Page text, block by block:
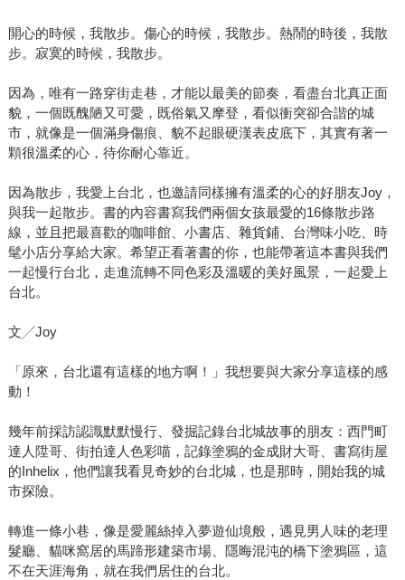
開心的時候，我散步。傷心的時候，我散步。熱鬧的時後，我散
步。寂寞的時候，我散步。
因為，唯有一路穿街走巷，才能以最美的節奏，看盡台北真正面
貌，一個既醜陋又可愛，既俗氣又摩登，看似衝突卻合諧的城
市，就像是一個滿身傷痕、貌不起眼硬漢表皮底下，其實有著一
顆很溫柔的心，待你耐心靠近。
因為散步，我愛上台北，也邀請同樣擁有溫柔的心的好朋友Joy，
與我一起散步。書的內容書寫我們兩個女孩最愛的16條散步路
線，並且把最喜歡的咖啡館、小書店、雜貨鋪、台灣味小吃、時
髦小店分享給大家。希望正看著書的你，也能帶著這本書與我們
一起慢行台北，走進流轉不同色彩及溫暖的美好風景，一起愛上
台北。
文╱Joy
「原來，台北還有這樣的地方啊！」我想要與大家分享這樣的感
動！
幾年前採訪認識默默慢行、發掘記錄台北城故事的朋友：西門町
達人陞哥、街拍達人色彩喵，記錄塗鴉的金成財大哥、書寫街屋
的Inhelix，他們讓我看見奇妙的台北城，也是那時，開始我的城
市探險。
轉進一條小巷，像是愛麗絲掉入夢遊仙境般，遇見男人味的老理
髮廳、貓咪窩居的馬蹄形建築市場、隱晦混沌的橋下塗鴉區，這
不在天涯海角，就在我們居住的台北。